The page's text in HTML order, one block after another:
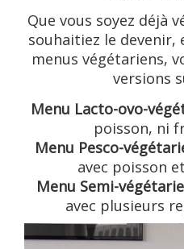
Que vous soyez déjà
souhaitiez le devenir,
menus végétariens,
versions
Menu Lacto-ovo-
poisson, ni
Menu Pesco-
avec poisson
Menu Semi-
avec plusieurs